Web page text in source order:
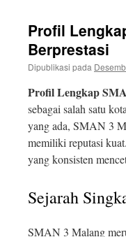
Profil
Berprestasi
Dipublikasi pada
Profil Lengkap
sebagai salah satu
yang ada, SMAN 3
memiliki reputasi
yang konsisten
Sejarah
SMAN 3 Malang